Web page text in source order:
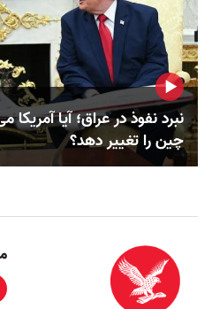
نبرد نفوذ در عراق؛ آیا آمریکا
چین را تغییر دهد؟